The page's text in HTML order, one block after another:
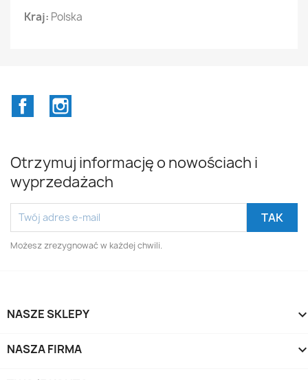
Kraj: Polska
Facebook
Otrzymuj informację o nowościach i
wyprzedażach
Możesz zrezygnować w każdej chwili.
NASZE SKLEPY
NASZA FIRMA